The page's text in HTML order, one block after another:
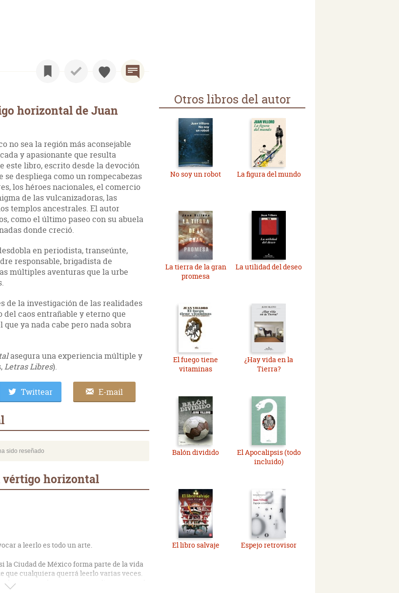
horizontal de Juan
no sea la región más aconsejable
y apasionante que resulta
este libro, escrito desde la devoción
despliega como un rompecabezas
los héroes nacionales, el comercio
de las vulcanizadoras, las
templos ancestrales. El autor
como el último paseo con su abuela
donde creció.
en periodista, transeúnte,
responsable, brigadista de
múltiples aventuras que la urbe
de la investigación de las realidades
caos entrañable y eterno que
ya nada cabe pero nada sobra
asegura una experiencia múltiple y
Letras Libres).
Twittear E-mail
sido reseñado
vértigo horizontal
a leerlo es todo un arte.
la Ciudad de México forma parte de la vida
que cualquiera querrá leerlo varias veces.
y como el autor es un erudito se aprende
Otros libros del autor
No soy un robot La figura del mundo
La tierra de la gran
promesa
La utilidad del deseo
El fuego tiene
vitaminas
¿Hay vida en la
Tierra?
Balón dividido
El Apocalipsis (todo
incluido)
El libro salvaje Espejo retrovisor